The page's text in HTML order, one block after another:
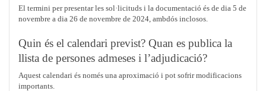
El termini per presentar les sol·licituds i la documentació és de dia 5 de
novembre a dia 26 de novembre de 2024, ambdós inclosos.
Quin és el calendari previst? Quan es publica la
llista de persones admeses i l’adjudicació?
Aquest calendari és només una aproximació i pot sofrir modificacions
importants.